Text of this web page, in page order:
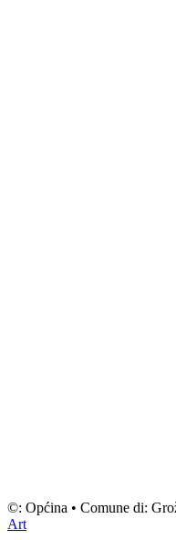
©: Općina • Comune di:
Art